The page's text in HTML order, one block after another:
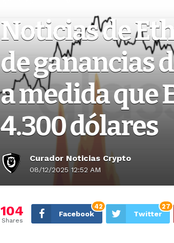
Noticias de
de ganancias
a medida que
4.300 dólares
Curador Noticias Crypto
08/12/2025 12:52 AM
104
Shares
Facebook
42
Twitter
27